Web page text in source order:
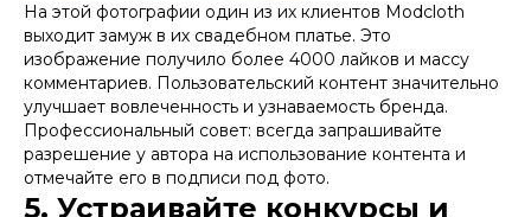
На этой фотографии один из их клиентов Modcloth
выходит замуж в их свадебном платье. Это
изображение получило более 4000 лайков и массу
комментариев. Пользовательский контент значительно
улучшает вовлеченность и узнаваемость бренда.
Профессиональный совет: всегда запрашивайте
разрешение у автора на использование контента и
отмечайте его в подписи под фото.
5. Устраивайте конкурсы и